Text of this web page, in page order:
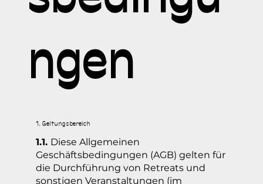
ngen
1. Geltungsbereich
1.1. Diese Allgemeinen
Geschäftsbedingungen (AGB) gelten für
die Durchführung von Retreats und
sonstigen Veranstaltungen (im